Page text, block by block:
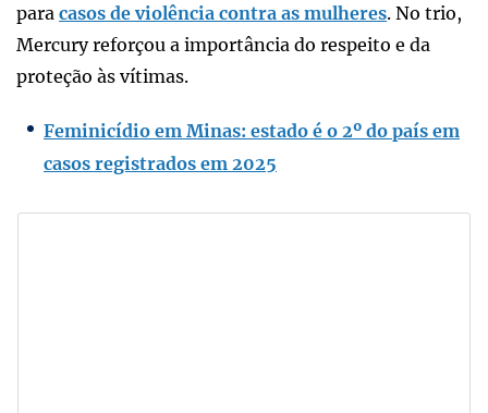
para casos de violência contra as mulheres. No trio,
Mercury reforçou a importância do respeito e da
proteção às vítimas.
Feminicídio em Minas: estado é o 2º do país em
casos registrados em 2025